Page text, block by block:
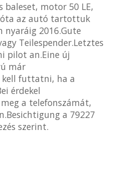
baleset, motor 50 LE,
az autó tartottuk
nyaráig 2016.Gute
Teilespender.Letztes
pilot an.Eine új
már
kell futtatni, ha a
érdekel
a telefonszámát,
a 79227
szerint.